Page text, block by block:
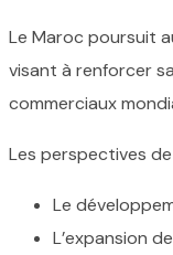
Le Maroc poursuit
visant à renforcer
commerciaux
Les perspectives
Le
L’expansion